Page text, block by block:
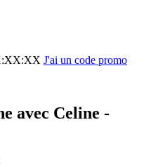
J'ai un code promo
avec Celine -